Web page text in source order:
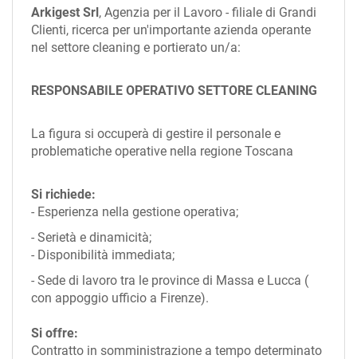
FR
PT
Arkigest Srl, Agenzia per il Lavoro - filiale di Grandi
Clienti, ricerca per un'importante azienda operante
nel settore cleaning e portierato un/a:
RESPONSABILE OPERATIVO SETTORE CLEANING
La figura si occuperà di gestire il personale e
problematiche operative nella regione Toscana
Si richiede:
- Esperienza nella gestione operativa;
- Serietà e dinamicità;
- Disponibilità immediata;
- Sede di lavoro tra le province di Massa e Lucca (
con appoggio ufficio a Firenze).
Si offre:
Contratto in somministrazione a tempo determinato